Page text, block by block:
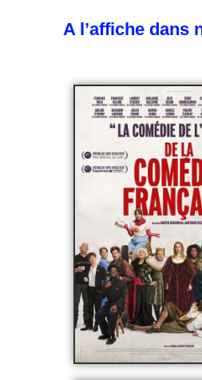
A l’affiche dans